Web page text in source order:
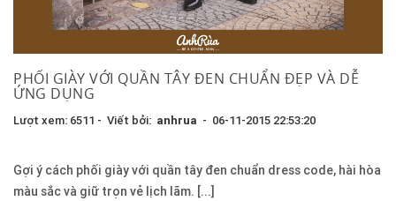
PHỐI GIÀY VỚI QUẦN TÂY ĐEN CHUẨN ĐẸP VÀ DỄ
ỨNG DỤNG
Lượt xem: 6511 - Viết bởi: anhrua - 06-11-2015 22:53:20
Gợi ý cách phối giày với quần tây đen chuẩn dress code, hài hòa
màu sắc và giữ trọn vẻ lịch lãm. [...]